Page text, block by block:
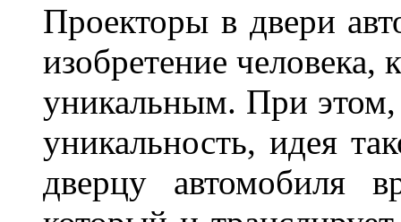
Проекторы в двери
изобретение человека,
уникальным. При этом,
уникальность, идея
дверцу автомобиля